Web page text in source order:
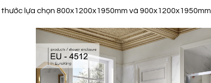
lựa chọn 800x1200x1950mm và 900x1200x1950mm.